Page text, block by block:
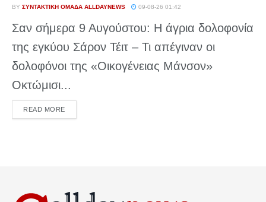
BY ΣΥΝΤΑΚΤΙΚΉ ΟΜΆΔΑ ALLDAYNEWS 09-08-26 01:42
Σαν σήμερα 9 Αυγούστου: Η άγρια δολοφονία
της εγκύου Σάρον Τέιτ – Τι απέγιναν οι
δολοφόνοι της «Οικογένειας Μάνσον»
Οκτώμισι...
READ MOREDETAILS